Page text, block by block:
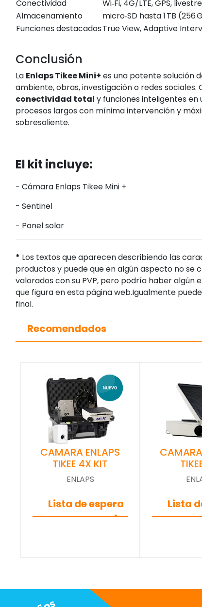
Conectividad
Wi‑Fi, 4G/LTE, GPS,
Almacenamiento
micro‑SD hasta 1 TB (256
Funciones destacadasTrue View, Adaptive
Conclusión
La Enlaps Tikee Mini+ es una potente solución
ambiente, obras, investigación o redes sociales.
conectividad total y funciones inteligentes
procesos largos con mínima intervención y
sobresaliente.
El kit incluye:
- Cámara Enlaps Tikee Mini +
- Sentinel
- Panel solar
* Los textos que aparecen describiendo las
productos y puede que en algún aspecto no se
valorados con su PVP, pero podría haber
que figura en esta página web.Igualmente
final.
Recomendados
CAMARA ENLAPS
TIKEE 4X KIT
ENLAPS
Lista de espera Lista